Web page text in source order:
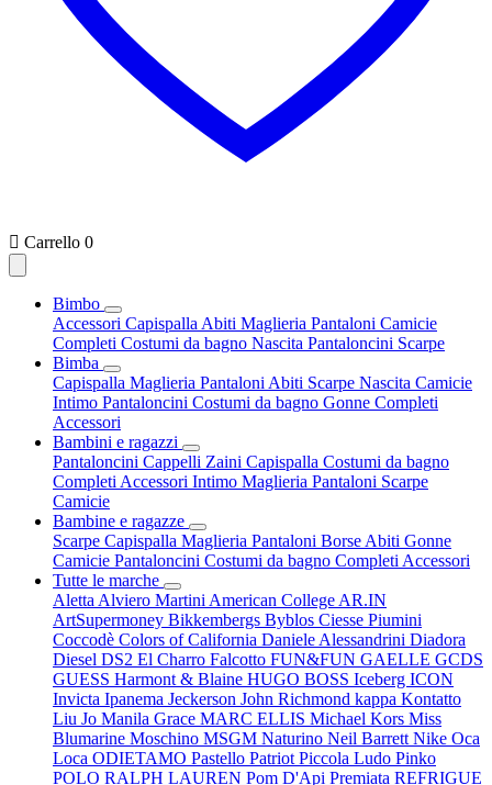
 Carrello 0
Bimbo
Accessori Capispalla Abiti Maglieria Pantaloni Camicie
Completi Costumi da bagno Nascita Pantaloncini Scarpe
Bimba
Capispalla Maglieria Pantaloni Abiti Scarpe Nascita Camicie
Intimo Pantaloncini Costumi da bagno Gonne Completi
Accessori
Bambini e ragazzi
Pantaloncini Cappelli Zaini Capispalla Costumi da bagno
Completi Accessori Intimo Maglieria Pantaloni Scarpe
Camicie
Bambine e ragazze
Scarpe Capispalla Maglieria Pantaloni Borse Abiti Gonne
Camicie Pantaloncini Costumi da bagno Completi Accessori
Tutte le marche
Aletta Alviero Martini American College AR.IN
ArtSupermoney Bikkembergs Byblos Ciesse Piumini
Coccodè Colors of California Daniele Alessandrini Diadora
Diesel DS2 El Charro Falcotto FUN&FUN GAELLE GCDS
GUESS Harmont & Blaine HUGO BOSS Iceberg ICON
Invicta Ipanema Jeckerson John Richmond kappa Kontatto
Liu Jo Manila Grace MARC ELLIS Michael Kors Miss
Blumarine Moschino MSGM Naturino Neil Barrett Nike Oca
Loca ODIETAMO Pastello Patriot Piccola Ludo Pinko
POLO RALPH LAUREN Pom D'Api Premiata REFRIGUE